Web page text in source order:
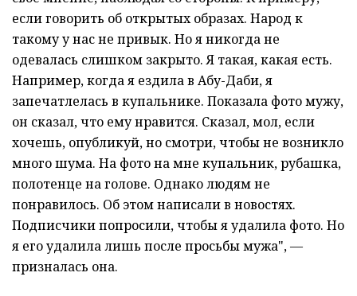
если говорить об открытых образах. Народ к
такому у нас не привык. Но я никогда не
одевалась слишком закрыто. Я такая, какая есть.
Например, когда я ездила в Абу-Даби, я
запечатлелась в купальнике. Показала фото мужу,
он сказал, что ему нравится. Сказал, мол, если
хочешь, опубликуй, но смотри, чтобы не возникло
много шума. На фото на мне купальник, рубашка,
полотенце на голове. Однако людям не
понравилось. Об этом написали в новостях.
Подписчики попросили, чтобы я удалила фото. Но
я его удалила лишь после просьбы мужа", —
призналась она.